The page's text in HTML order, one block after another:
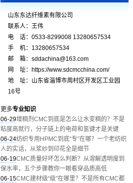
山东东达纤维素有限公司
联系人：王伟
电 话：0533-8299008 13280657534
手 机：13280657534
邮 箱：sddachina@163.com
网 址：https://www.sdcmcchina.com/
地 址：山东省淄博市周村区开发区工业园
16号
更多专业知识
06-29增稠剂CMC到底是怎么让水变稠的？不是
粘度高就行，分子链上的电荷和氢键才是关键
06-24纺织专用HPMC到底“专”在哪？一个老纺织
人的实话，从浆纱到印花全是细节
06-19CMC质量好坏怎么判断？从溶解透明度到
保水率，五个步骤教你一眼看穿品质高低
06-15CMC建材级“级”在哪里？不是所有CMC都